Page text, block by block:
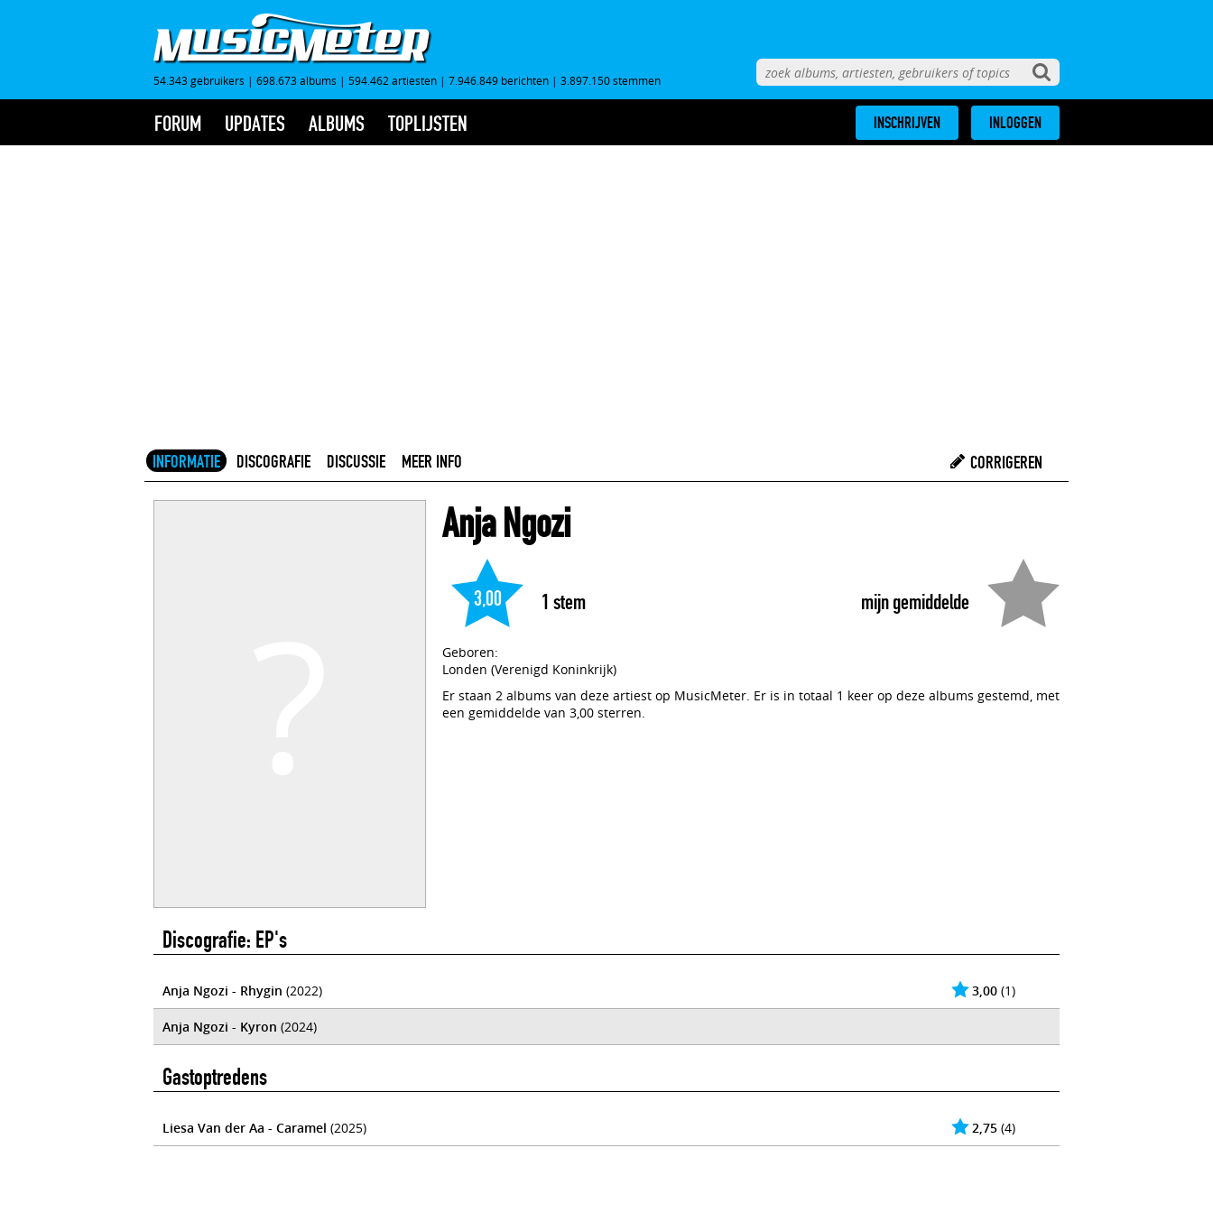
54.343 gebruikers | 698.673 albums | 594.462 artiesten | 7.946.849 berichten | 3.897.150 stemmen
FORUM UPDATES ALBUMS TOPLIJSTEN INSCHRIJVEN INLOGGEN
INFORMATIE DISCOGRAFIE DISCUSSIE MEER INFO CORRIGEREN
Anja Ngozi
mijn gemiddelde
3,00 1 stem
Geboren:
Londen (Verenigd Koninkrijk)
Er staan 2 albums van deze artiest op MusicMeter. Er is in totaal 1 keer op deze albums gestemd, met
een gemiddelde van 3,00 sterren.
Discografie: EP's
3,00 (1)
Anja Ngozi - Rhygin (2022)
Anja Ngozi - Kyron (2024)
Gastoptredens
2,75 (4)
Liesa Van der Aa - Caramel (2025)